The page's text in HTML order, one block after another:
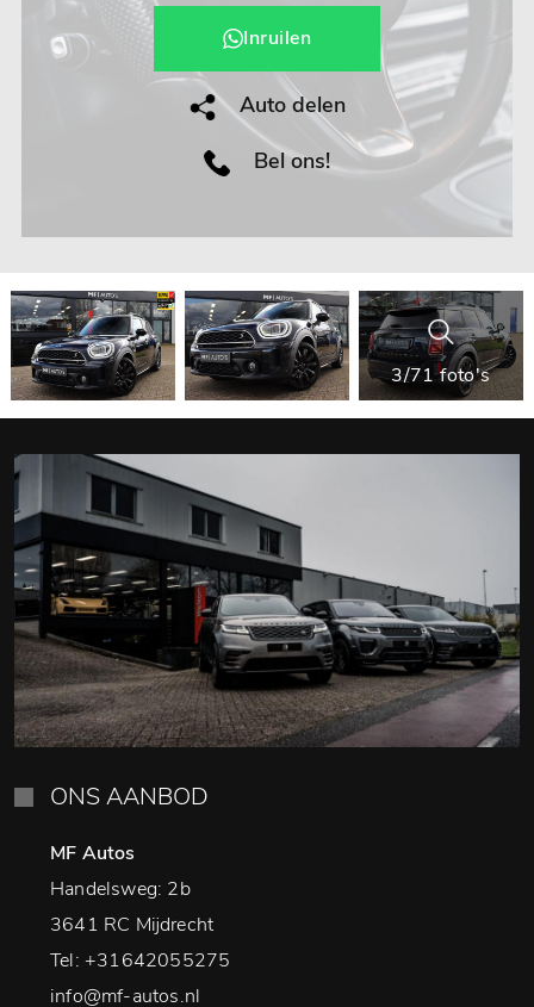
Inruilen
Auto delen
Bel ons!
3/71 foto's
ONS AANBOD
MF Autos
Handelsweg: 2b
3641 RC Mijdrecht
Tel: +31642055275
info@mf-autos.nl